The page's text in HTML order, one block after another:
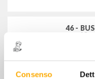
Consenso
46 -
mm 13